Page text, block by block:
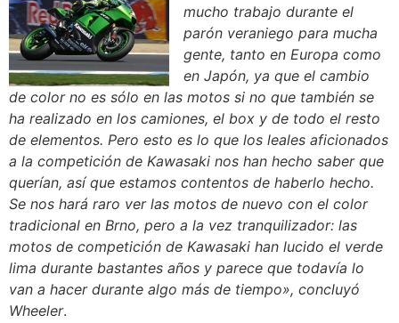
mucho trabajo durante el
parón veraniego para mucha
gente, tanto en Europa como
en Japón, ya que el cambio
de color no es sólo en las motos si no que también se
ha realizado en los camiones, el box y de todo el resto
de elementos. Pero esto es lo que los leales aficionados
a la competición de Kawasaki nos han hecho saber que
querían, así que estamos contentos de haberlo hecho.
Se nos hará raro ver las motos de nuevo con el color
tradicional en Brno, pero a la vez tranquilizador: las
motos de competición de Kawasaki han lucido el verde
lima durante bastantes años y parece que todavía lo
van a hacer durante algo más de tiempo», concluyó
Wheeler.